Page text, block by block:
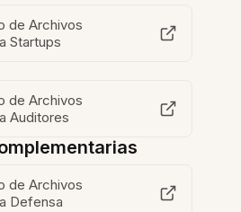
de Archivos
Startups
de Archivos
Auditores
de Archivos
Defensa